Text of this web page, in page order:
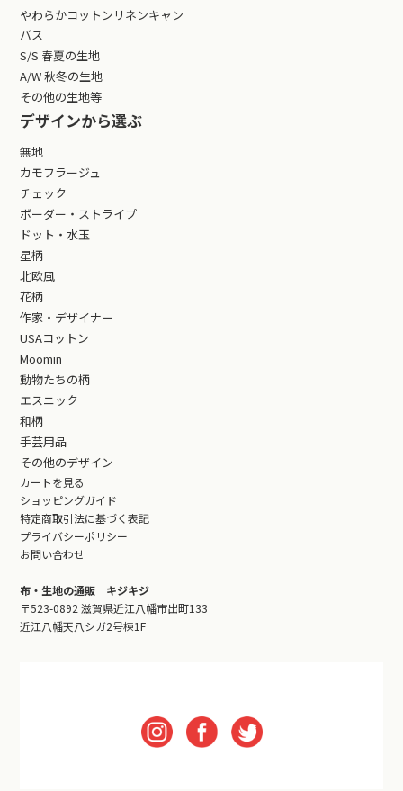
やわらかコットンリネンキャン
バス
S/S 春夏の生地
A/W 秋冬の生地
その他の生地等
デザインから選ぶ
無地
カモフラージュ
チェック
ボーダー・ストライプ
ドット・水玉
星柄
北欧風
花柄
作家・デザイナー
USAコットン
Moomin
動物たちの柄
エスニック
和柄
手芸用品
その他のデザイン
カートを見る
ショッピングガイド
特定商取引法に基づく表記
プライバシーポリシー
お問い合わせ
布・生地の通販 キジキジ
〒523-0892 滋賀県近江八幡市出町133
近江八幡天八シガ2号棟1F